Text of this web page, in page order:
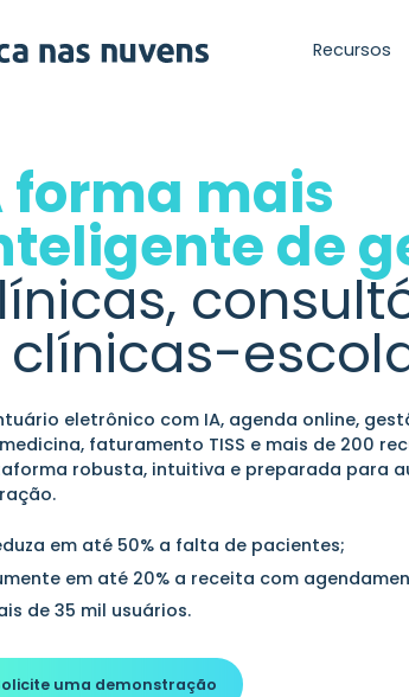
Recursos
forma mais
de
clínicas-
eletrônico com IA, agenda online,
faturamento TISS e mais de 200
robusta, intuitiva e preparada para
em até 50% a falta de pacientes;
em até 20% a receita com
de 35 mil usuários.
uma demonstração